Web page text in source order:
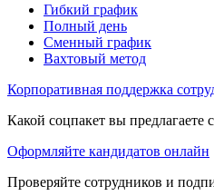
Гибкий график
Полный день
Сменный график
Вахтовый метод
Корпоративная поддержка
Какой соцпакет вы предлагаете
Оформляйте кандидатов онлайн
Проверяйте сотрудников и